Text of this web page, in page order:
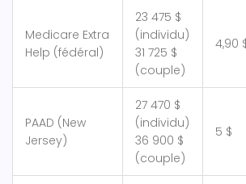
Medicare Extra
Help (fédéral)
23 475 $
(individu)
31 725 $
(couple)
4,90
PAAD (New
Jersey)
27 470 $
(individu)
36 900 $
(couple)
5 $